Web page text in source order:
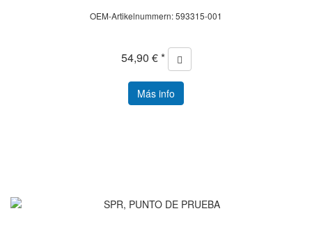
OEM-Artikelnummern: 593315-001
54,90 € *
Más info